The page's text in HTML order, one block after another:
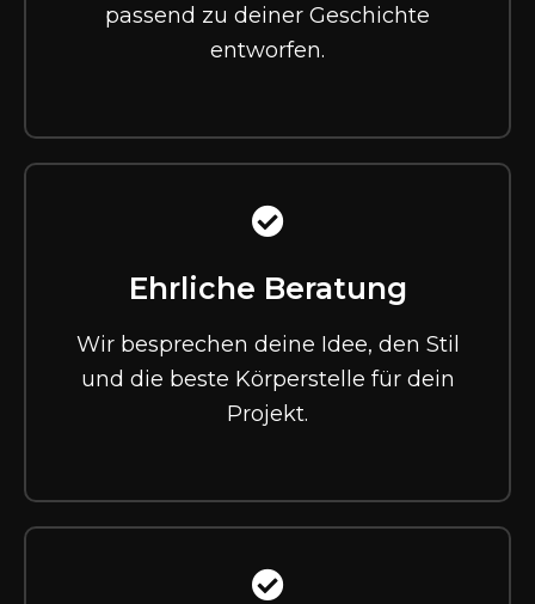
passend zu deiner Geschichte
entworfen.
Ehrliche Beratung
Wir besprechen deine Idee, den Stil
und die beste Körperstelle für dein
Projekt.